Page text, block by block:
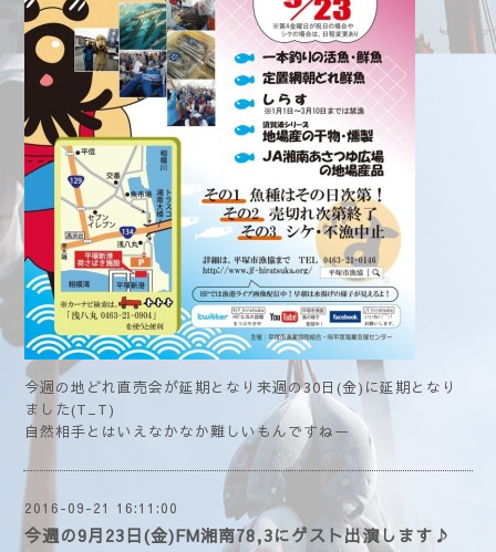
今週の地どれ直売会が延期となり来週の30日(金)に延期となり
ました(T_T)
自然相手とはいえなかなか難しいもんですねー
2016-09-21 16:11:00
今週の9月23日(金)FM湘南78,3にゲスト出演します♪